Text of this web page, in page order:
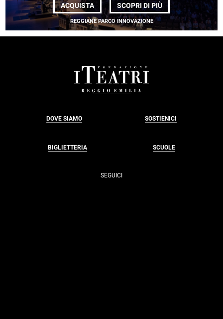
ACQUISTA SCOPRI DI PIÙDI
11.000
SAITEN<BR>
FRIEDRICH
HAAS
REGGIANE PARCO INNOVAZIONE
DOVE SIAMO SOSTIENICI
BIGLIETTERIA SCUOLE
SEGUICI